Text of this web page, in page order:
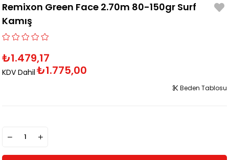
Remixon Green Face 2.70m 80-150gr Surf
Kamış
₺1.479,17
KDV Dahil ₺1.775,00
Beden Tablosu